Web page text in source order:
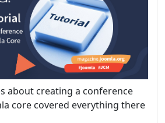
about creating a conference
core covered everything there